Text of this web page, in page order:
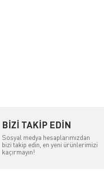
BIZI TAKIP EDIN
Sosyal medya hesaplarımızdan
bizi takip edin, en yeni ürünlerimizi
kaçırmayın!